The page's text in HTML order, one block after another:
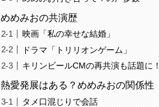
めめみおの共演歴
映画「私の幸せな結婚」
ドラマ「トリリオンゲーム」
キリンビールCMの再共演も話題に
熱愛発展はある？めめみおの関係性
タメ口混じりで会話